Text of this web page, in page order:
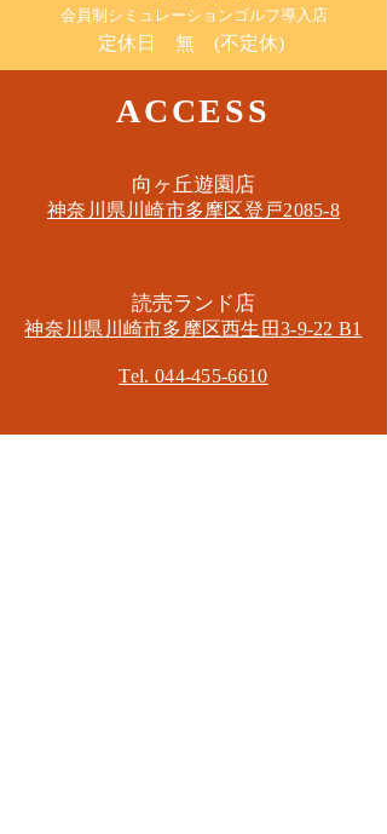
​会員制シミュレーションゴルフ導入店
定休日 無 (不定休)
ACCESS
​向ヶ丘遊園店
神奈川県川崎市多摩区​登戸2085-8
​読売ランド店
神奈川県川崎市多摩区​西生田3-9-22 B1
Tel. 044-455-6610